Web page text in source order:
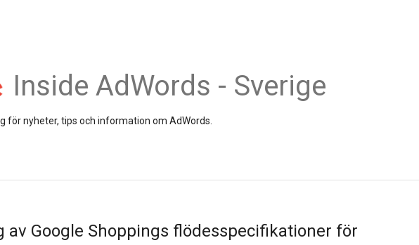
Inside AdWords - Sverige
för nyheter, tips och information om AdWords.
av Google Shoppings flödesspecifikationer för